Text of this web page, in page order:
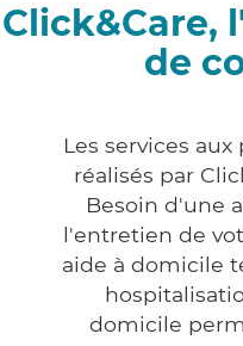
Click&Care,
de
Les services
réalisés par
Besoin d'une
l'entretien de
aide à domicile
domicile